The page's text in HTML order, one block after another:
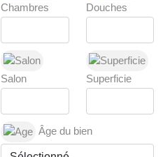
Chambres Douches
Salon Superficie
Âge du bien